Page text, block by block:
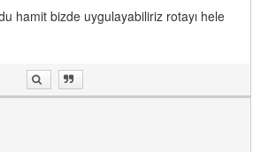
hamit bizde uygulayabiliriz rotayı hele